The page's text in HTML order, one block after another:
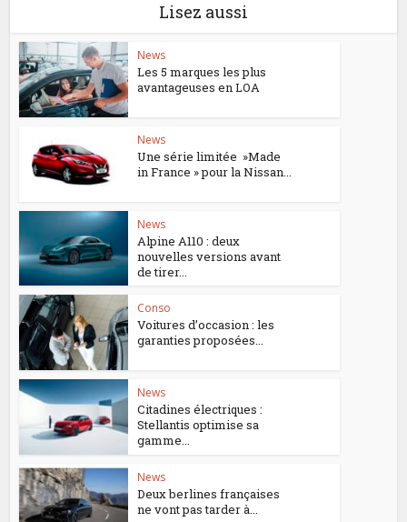
Lisez aussi
News
Les 5 marques les plus
avantageuses en LOA
News
Une série limitée »Made
in France » pour la Nissan...
News
Alpine A110 : deux
nouvelles versions avant
de tirer...
Conso
Voitures d’occasion : les
garanties proposées...
News
Citadines électriques :
Stellantis optimise sa
gamme...
News
Deux berlines françaises
ne vont pas tarder à...